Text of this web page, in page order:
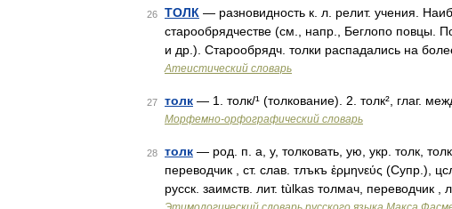
26 ТОЛК — разновидность к. л. релит. учения.
старообрядчестве (см., напр., Беглопо повцы.
и др.). Старообрядч. толки распадались на
Атеистический словарь
27 толк — 1. толк/¹ (толкование). 2. толк², глаг.
Морфемно-орфографический словарь
28 толк — род. п. а, у, толковать, ую, укр. толк,
переводчик , ст. слав. тлъкъ ἑρμηνεύς (Супр.),
русск. заимств. лит. tùlkas толмач, переводчик ,